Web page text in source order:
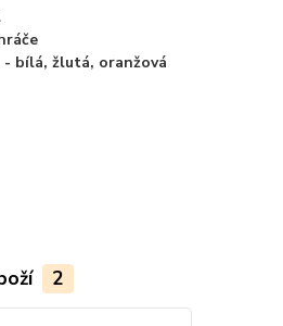
bílá, žlutá, oranžová
2